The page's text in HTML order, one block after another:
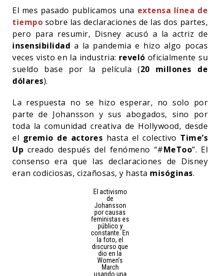
El mes pasado publicamos una extensa línea de
tiempo sobre las declaraciones de las dos partes,
pero para resumir, Disney acusó a la actriz de
insensibilidad a la pandemia e hizo algo pocas
veces visto en la industria: reveló oficialmente su
sueldo base por la película (20 millones de
dólares).
La respuesta no se hizo esperar, no solo por
parte de Johansson y sus abogados, sino por
toda la comunidad creativa de Hollywood, desde
el gremio de actores hasta el colectivo Time’s
Up creado después del fenómeno “#MeToo”. El
consenso era que las declaraciones de Disney
eran codiciosas, cizañosas, y hasta misóginas.
El activismo
de
Johansson
por causas
feministas es
público y
constante. En
la foto, el
discurso que
dio en la
Women’s
March
usando una